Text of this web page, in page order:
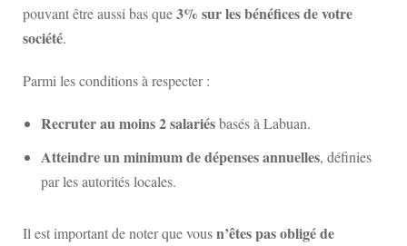
pouvant être aussi bas que3% sur les bénéfices de votre
société.
Parmi les conditions à respecter :
Recruter au moins 2 salariésbasés à Labuan.
Atteindre un minimum de dépenses annuelles, définies
par les autorités locales.
Il est important de noter que vousn’êtes pas obligé de